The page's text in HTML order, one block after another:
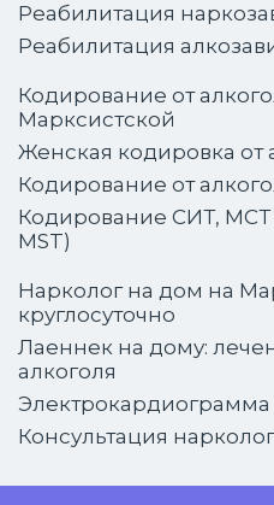
Реабилитация
Реабилитация
Кодирование от
Марксистской
Женская кодировка от
Кодирование от
Кодирование СИТ, МСТ
MST)
Нарколог на дом на
круглосуточно
Лаеннек на дому:
алкоголя
Консультация